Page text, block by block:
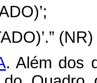
(NR)
. Além dos